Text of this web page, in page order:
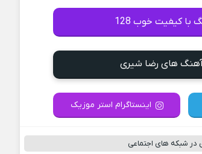
با کیفیت خوب 128
آهنگ های رضا شیری
اینستاگرام استر موزیک
در شبکه های اجتماعی